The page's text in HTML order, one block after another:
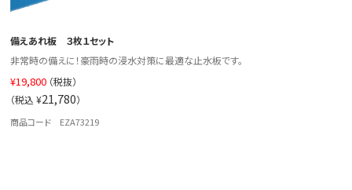
備えあれ板 ３枚１セット
非常時の備えに！豪雨時の浸水対策に最適な止水板です。
¥19,800 （税抜）
（税込 ¥21,780）
商品コード EZA73219